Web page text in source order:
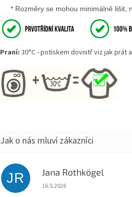
* Rozměry se mohou minimálně lišit,
Praní: 30°C - potiskem dovnitř viz jak prát
JR Jana Rothkögel
Hodnocení obchodu je 5 z 5
16.5.2026